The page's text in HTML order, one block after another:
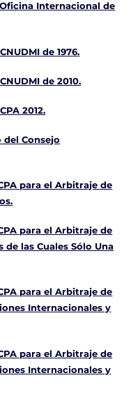
Internacional de
de 1976.
de 2010.
2012.
Consejo
para el Arbitraje de
para el Arbitraje de
las Cuales Sólo Una
para el Arbitraje de
Internacionales y
para el Arbitraje de
Internacionales y